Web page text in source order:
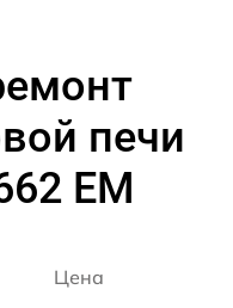
печи
EM
Цена